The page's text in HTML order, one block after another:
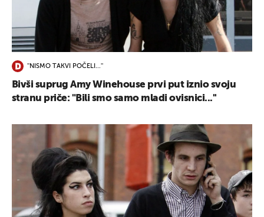
''NISMO TAKVI POČELI...''
Bivši suprug Amy Winehouse prvi put iznio svoju
stranu priče: "Bili smo samo mladi ovisnici...''